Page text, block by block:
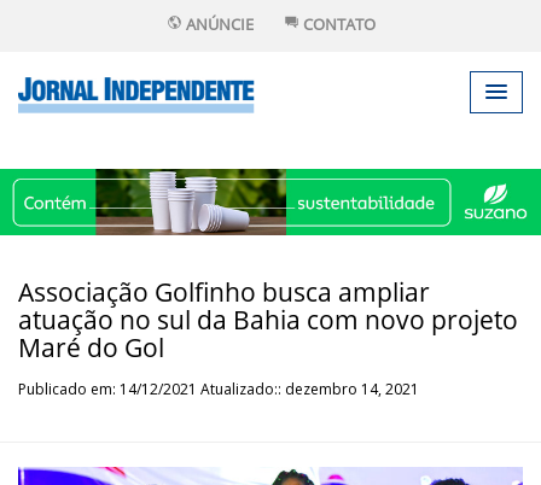
ANÚNCIE CONTATO
Associação Golfinho busca ampliar
atuação no sul da Bahia com novo projeto
Maré do Gol
Publicado em: 14/12/2021 Atualizado:: dezembro 14, 2021